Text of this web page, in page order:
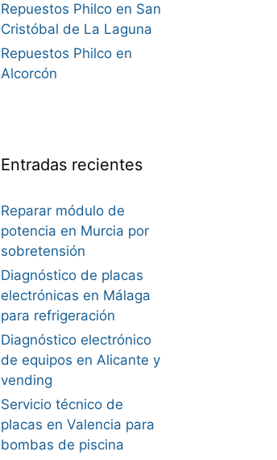
Repuestos Philco en San
Cristóbal de La Laguna
Repuestos Philco en
Alcorcón
Entradas recientes
Reparar módulo de
potencia en Murcia por
sobretensión
Diagnóstico de placas
electrónicas en Málaga
para refrigeración
Diagnóstico electrónico
de equipos en Alicante y
vending
Servicio técnico de
placas en Valencia para
bombas de piscina